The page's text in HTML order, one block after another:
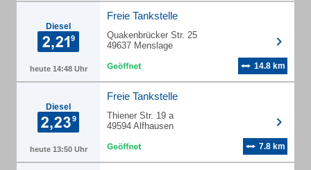
Diesel
heute 14:48 Uhr
Freie Tankstelle
Quakenbrücker Str. 25
49637 Menslage
14.8 km
Diesel
heute 13:50 Uhr
Freie Tankstelle
Thiener Str. 19 a
49594 Alfhausen
7.8 km